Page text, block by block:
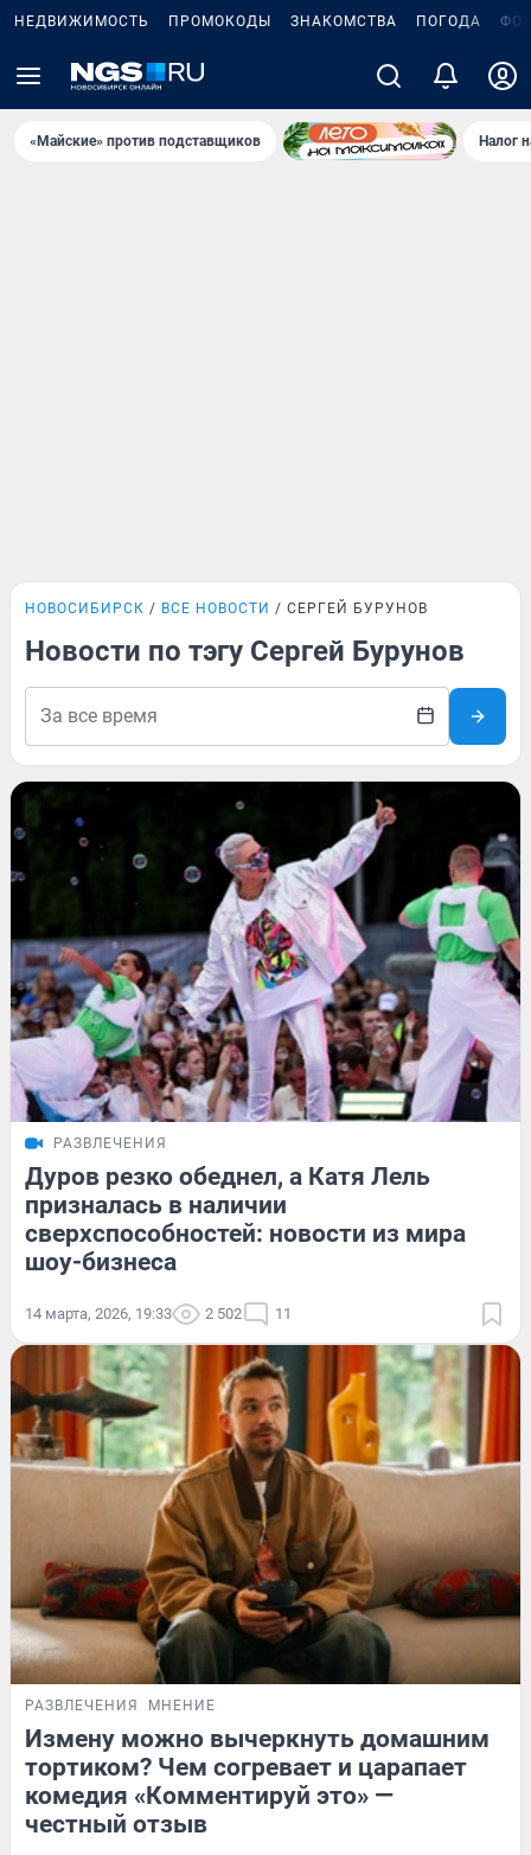
НЕДВИЖИМОСТЬ ПРОМОКОДЫ ЗНАКОМСТВА ПОГОДА
«Майские» против подставщиков Налог
НОВОСИБИРСК ВСЕ НОВОСТИ СЕРГЕЙ БУРУНОВ
Новости по тэгу Сергей Бурунов
РАЗВЛЕЧЕНИЯ
Дуров резко обеднел, а Катя Лель
призналась в наличии
сверхспособностей: новости из мира
шоу-бизнеса
14 марта, 2026, 19:33 2 502 11
РАЗВЛЕЧЕНИЯ МНЕНИЕ
Измену можно вычеркнуть домашним
тортиком? Чем согревает и царапает
комедия «Комментируй это» —
честный отзыв